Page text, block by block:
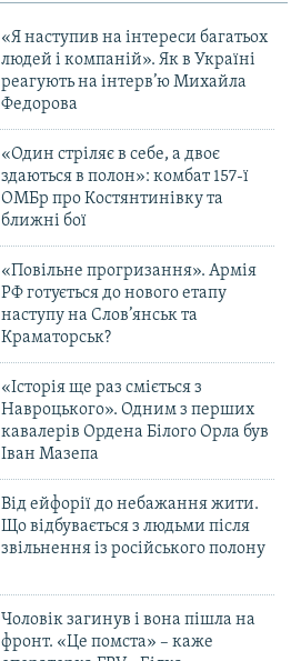
«Я наступив на інтереси багатьох
людей і компаній». Як в Україні
реагують на інтерв’ю Михайла
Федорова
«Один стріляє в себе, а двоє
здаються в полон»: комбат 157-ї
ОМБр про Костянтинівку та
ближні бої
«Повільне прогризання». Армія
РФ готується до нового етапу
наступу на Слов’янськ та
Краматорськ?
«Історія ще раз сміється з
Навроцького». Одним з перших
кавалерів Ордена Білого Орла був
Іван Мазепа
Від ейфорії до небажання жити.
Що відбувається з людьми після
звільнення із російського полону
Чоловік загинув і вона пішла на
фронт. «Це помста» – каже